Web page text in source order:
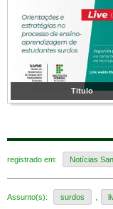
Titulo
registrado em: Notícias
Assunto(s): surdos ,